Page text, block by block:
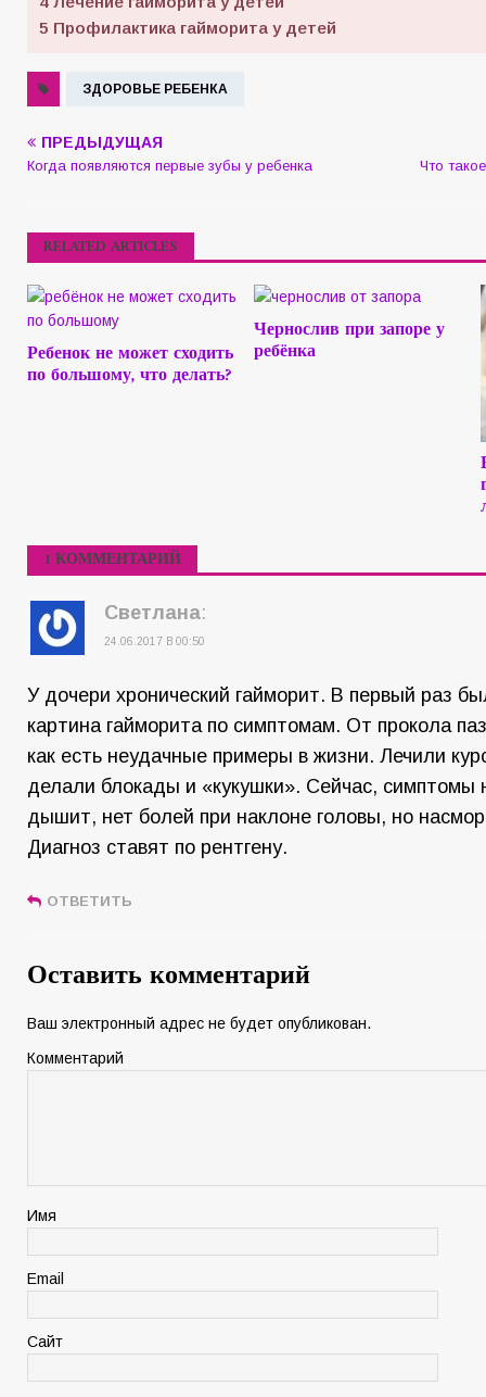
5 Профилактика гайморита у детей
ЗДОРОВЬЕ РЕБЕНКА
ПРЕДЫДУЩАЯ
Когда появляются первые зубы у ребенка Что
RELATED ARTICLES
Ребенок не может сходить
по большому, что делать?
Чернослив при запоре у
ребёнка
1 КОММЕНТАРИЙ
Светлана:
24.06.2017 В 00:50
У дочери хронический гайморит. В первый раз
картина гайморита по симптомам. От прокола
как есть неудачные примеры в жизни. Лечили
делали блокады и «кукушки». Сейчас, симптомы
дышит, нет болей при наклоне головы, но
Диагноз ставят по рентгену.
ОТВЕТИТЬ
Оставить комментарий
Ваш электронный адрес не будет опубликован.
Комментарий
Имя
Email
Сайт